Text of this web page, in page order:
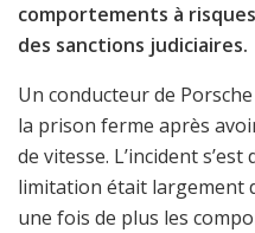
comportements à
des sanctions judiciaires.
Un conducteur de
la prison ferme après
de vitesse. L’incident
limitation était largement
une fois de plus les